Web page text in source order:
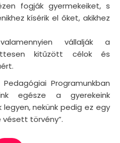
fogják gyermekeiket, s
kísérik el őket, akikhez
vállalják a
kitűzött célok és
Programunkban
egésze a gyerekeink
nekünk pedig ez egy
vésett törvény”.